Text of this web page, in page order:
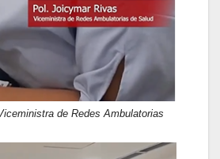
de Redes Ambulatorias